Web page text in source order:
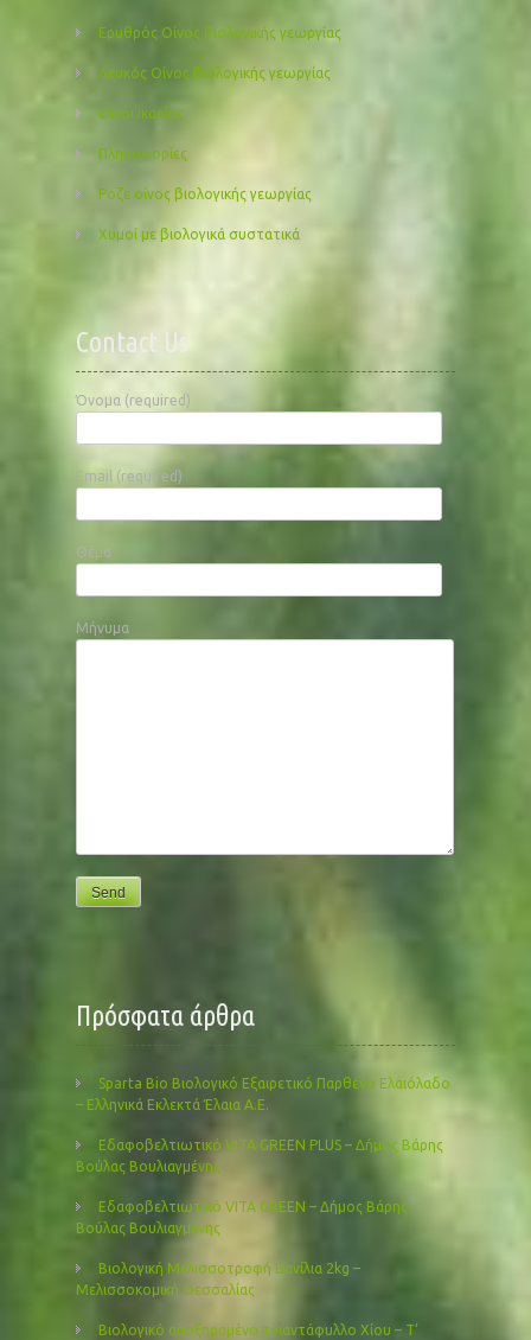
Ερυθρός Οίνος βιολογικής γεωργίας
Λευκός Οίνος βιολογικής γεωργίας
Οίνοι Ικαρίας
Πληροφορίες
Ροζε οίνος βιολογικής γεωργίας
Χυμοί με βιολογικά συστατικά
Contact Us
Όνομα (required)
Email (required)
Θέμα
Μήνυμα
Πρόσφατα άρθρα
Sparta Bio Βιολογικό Εξαιρετικό Παρθένο Ελαιόλαδο
– Ελληνικά Εκλεκτά Έλαια Α.Ε.
Εδαφοβελτιωτικό VITA GREEN PLUS – Δήμος Βάρης
Βούλας Βουλιαγμένης
Εδαφοβελτιωτικό VITA GREEN – Δήμος Βάρης
Βούλας Βουλιαγμένης
Βιολογική Μελισσοτροφή Βανίλια 2kg –
Μελισσοκομική Θεσσαλίας
Βιολογικό αποξηραμένο τριαντάφυλλο Χίου – Τ’